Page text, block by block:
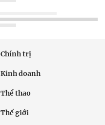
Chính trị
Kinh doanh
Thể thao
Thế giới